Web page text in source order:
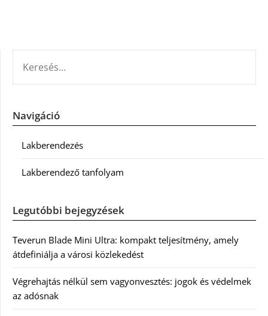
Navigáció
Lakberendezés
Lakberendező tanfolyam
Legutóbbi bejegyzések
Teverun Blade Mini Ultra: kompakt teljesítmény, amely
átdefiniálja a városi közlekedést
Végrehajtás nélkül sem vagyonvesztés: jogok és védelmek
az adósnak